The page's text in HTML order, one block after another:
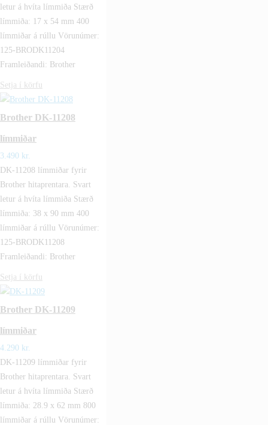
letur á hvíta límmiða Stærð
límmiða: 17 x 54 mm 400
límmiðar á rúllu Vörunúmer:
125-BRODK11204
Framleiðandi: Brother
Setja í körfu
Brother DK-11208
límmiðar
3.490 kr.
DK-11208 límmiðar fyrir
Brother hitaprentara. Svart
letur á hvíta límmiða Stærð
límmiða: 38 x 90 mm 400
límmiðar á rúllu Vörunúmer:
125-BRODK11208
Framleiðandi: Brother
Setja í körfu
Brother DK-11209
límmiðar
4.290 kr.
DK-11209 límmiðar fyrir
Brother hitaprentara. Svart
letur á hvíta límmiða Stærð
límmiða: 28.9 x 62 mm 800
límmiðar á rúllu Vörunúmer: